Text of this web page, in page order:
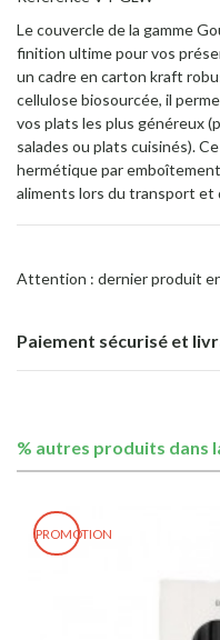
Le couvercle de la gamme
finition ultime pour vos
un cadre en carton kraft
cellulose biosourcée, il
vos plats les plus généreux
salades ou plats cuisinés).
hermétique par
aliments lors du transport et
Attention : dernier produit
Paiement sécurisé et
% autres produits dans
PROMOTION